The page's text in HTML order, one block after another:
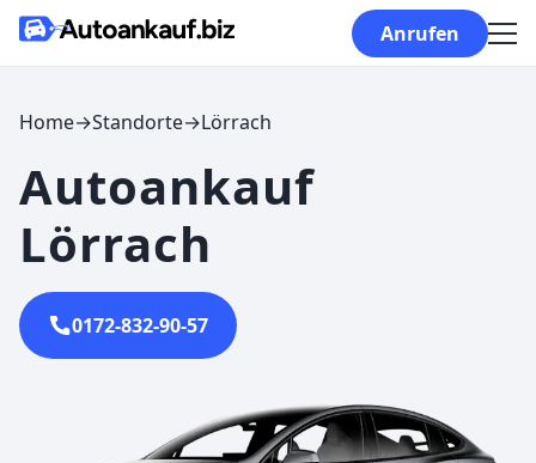
Skip to content
Anrufen
Home→Standorte→Lörrach
Autoankauf
Lörrach
0172-832-90-57